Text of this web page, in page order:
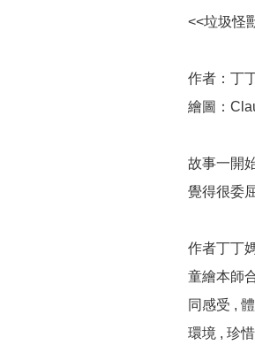
<<垃圾怪
作者：丁
繪圖：
故事一開
覺得很委
作者丁丁
童繪本師
同感受 ,
環境 , 珍